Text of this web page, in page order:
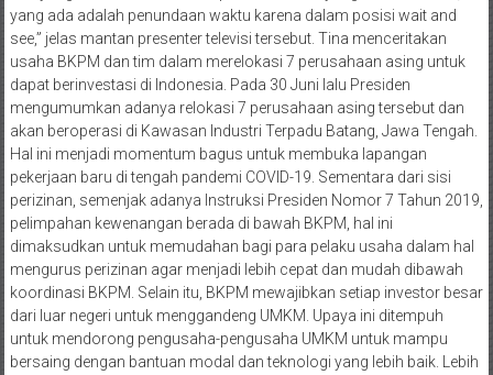
yang ada adalah penundaan waktu karena dalam posisi wait and
see,” jelas mantan presenter televisi tersebut. Tina menceritakan
usaha BKPM dan tim dalam merelokasi 7 perusahaan asing untuk
dapat berinvestasi di Indonesia. Pada 30 Juni lalu Presiden
mengumumkan adanya relokasi 7 perusahaan asing tersebut dan
akan beroperasi di Kawasan Industri Terpadu Batang, Jawa Tengah.
Hal ini menjadi momentum bagus untuk membuka lapangan
pekerjaan baru di tengah pandemi COVID-19. Sementara dari sisi
perizinan, semenjak adanya Instruksi Presiden Nomor 7 Tahun 2019,
pelimpahan kewenangan berada di bawah BKPM, hal ini
dimaksudkan untuk memudahan bagi para pelaku usaha dalam hal
mengurus perizinan agar menjadi lebih cepat dan mudah dibawah
koordinasi BKPM. Selain itu, BKPM mewajibkan setiap investor besar
dari luar negeri untuk menggandeng UMKM. Upaya ini ditempuh
untuk mendorong pengusaha-pengusaha UMKM untuk mampu
bersaing dengan bantuan modal dan teknologi yang lebih baik. Lebih